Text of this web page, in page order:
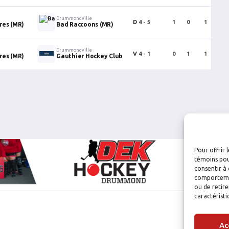
Pour offrir
témoins
consentir à
ou de
(MR)
Drummondville
Bad Raccoons (MR) D 4 - 5 1 0 1
(MR)
Drummondville
Gauthier Hockey Club V 4 - 1 0 1 1